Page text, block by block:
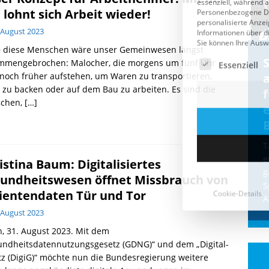
lohnt sich Arbeit wieder!
2023
diese Menschen wäre unser Gemeinwesen längst
Malocher, die morgens um fünf Uhr
früher aufstehen, um Waren zu transportieren,
zu backen oder auf dem Bau zu arbeiten. Es sind die
[…]
Baum: Digitalisiertes
öffnet Missbrauch von
Tür und Tor
2023
31. August 2023. Mit dem
(GDNG)“ und dem „Digital-
(DigiG)“ möchte nun die Bundesregierung weitere
CDU & Ampel wollen nach
der Wahl wieder Afghanen
einfliegen: Zeit für ein
verübten Anschläge kippte, wurden die
Flüge vor der[...]